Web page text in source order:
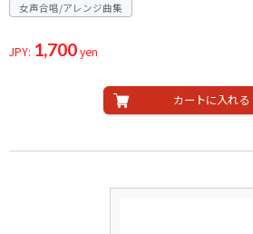
女声合唱/アレンジ曲集
JPY: 1,700yen
カートに入れる